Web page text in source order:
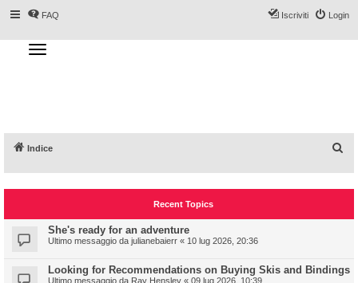
FAQ Login
Iscriviti
T
o
g
a
t
Indice
Recent Topics
She's ready for an adventure
Ultimo messaggio da julianebaierr « 10 lug 2026, 20:36
Looking for Recommendations on Buying Skis and Bindings
Ultimo messaggio da Ray Hensley « 09 lug 2026, 10:39